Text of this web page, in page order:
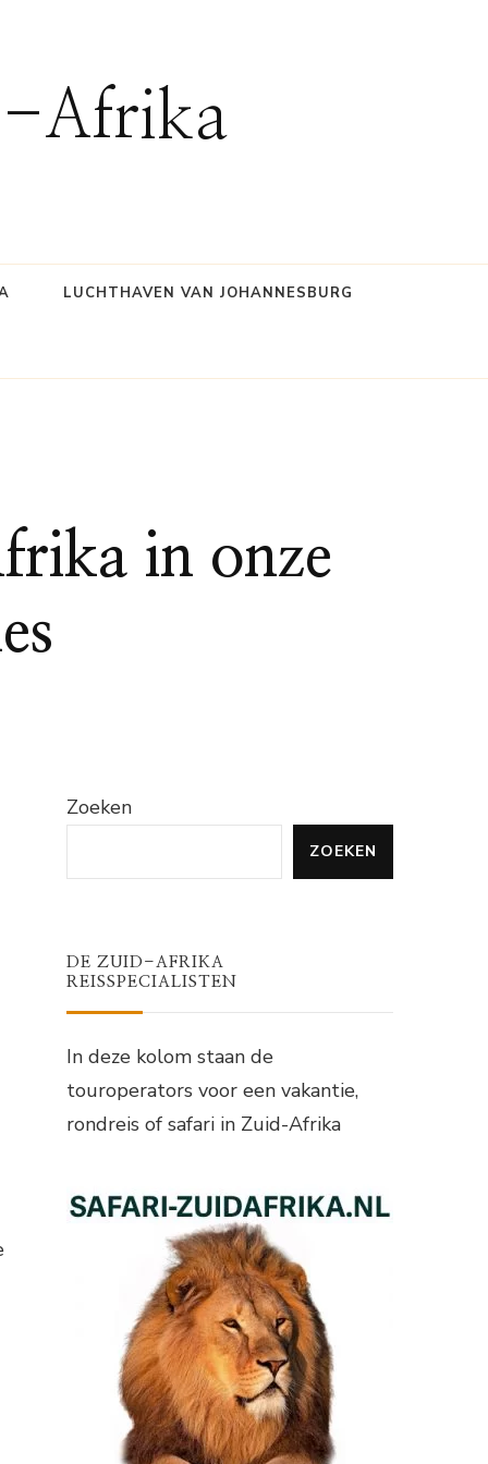
Afrika
LUCHTHAVEN VAN JOHANNESBURG
in onze
Zoeken
ZOEKEN
DE ZUID-AFRIKA
REISSPECIALISTEN
In deze kolom staan de
touroperators voor een vakantie,
rondreis of safari in Zuid-Afrika